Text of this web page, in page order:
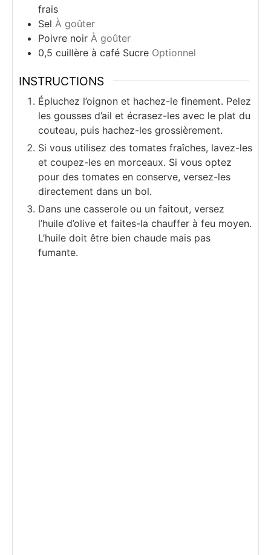
frais
Sel À goûter
Poivre noir À goûter
0,5 cuillère à café Sucre Optionnel
INSTRUCTIONS
Épluchez l’oignon et hachez-le finement. Pelez
les gousses d’ail et écrasez-les avec le plat du
couteau, puis hachez-les grossièrement.
Si vous utilisez des tomates fraîches, lavez-les
et coupez-les en morceaux. Si vous optez
pour des tomates en conserve, versez-les
directement dans un bol.
Dans une casserole ou un faitout, versez
l’huile d’olive et faites-la chauffer à feu moyen.
L’huile doit être bien chaude mais pas
fumante.